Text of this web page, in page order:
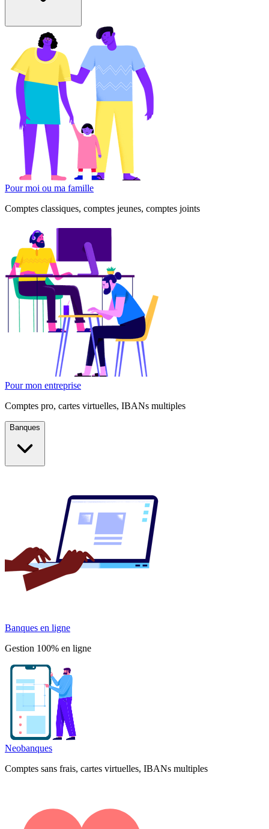
Pour moi ou ma famille
Comptes classiques, comptes jeunes, comptes joints
Pour mon entreprise
Comptes pro, cartes virtuelles, IBANs multiples
Banques
Banques en ligne
Gestion 100% en ligne
Neobanques
Comptes sans frais, cartes virtuelles, IBANs multiples